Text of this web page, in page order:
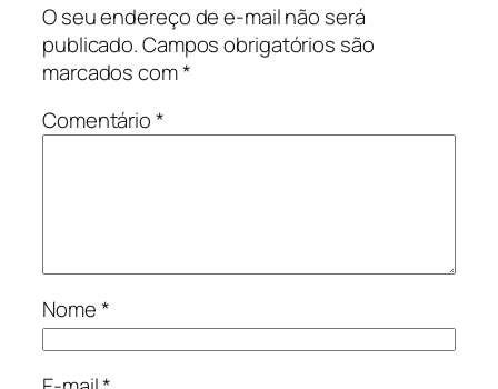
O seu endereço de e-mail não será
publicado.Campos obrigatórios são
marcados com*
Comentário*
Nome*